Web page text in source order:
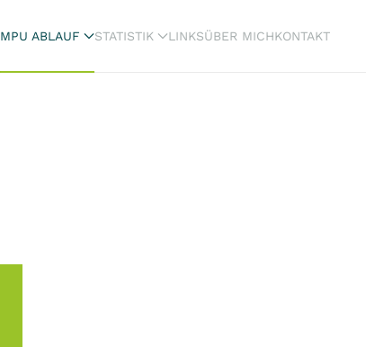
MPU ABLAUF STATISTIK LINKSÜBER MICHKONTAKT